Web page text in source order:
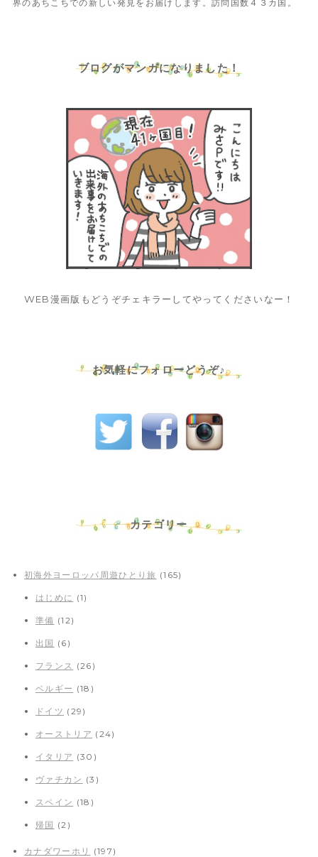
界のあちこちでの新しい発見をお届けします。訪問国数４３カ国。
ブログがマンガになりました！
WEB漫画版もどうぞチェキラーしてやってくださいなー！
お気軽にフォローどうぞ♪
カテゴリー
初海外ヨーロッパ周遊ひとり旅 (165)
はじめに (1)
準備 (12)
出国 (6)
フランス (26)
ベルギー (18)
ドイツ (29)
オーストリア (24)
イタリア (30)
ヴァチカン (3)
スペイン (18)
帰国 (2)
カナダワーホリ (197)